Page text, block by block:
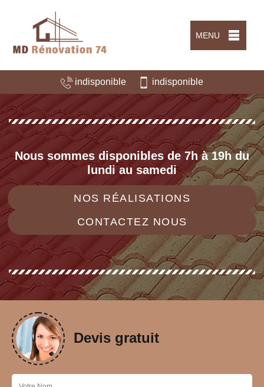
MENU
indisponible indisponible
Nous sommes disponibles de 7h à 19h du
lundi au samedi
NOS RÉALISATIONS
CONTACTEZ NOUS
Devis gratuit